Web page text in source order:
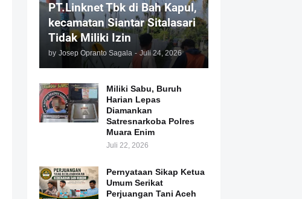
PT.Linknet Tbk di Bah Kapul,
kecamatan Siantar Sitalasari
Tidak Miliki Izin
by Josep Opranto Sagala - Juli 24, 2026
Miliki Sabu, Buruh
Harian Lepas
Diamankan
Satresnarkoba Polres
Muara Enim
Juli 22, 2026
Pernyataan Sikap Ketua
Umum Serikat
Perjuangan Tani Aceh